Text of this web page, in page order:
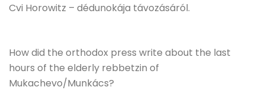
Cvi Horowitz – dédunokája távozásáról.
How did the orthodox press write about the last
hours of the elderly rebbetzin of
Mukachevo/Munkács?